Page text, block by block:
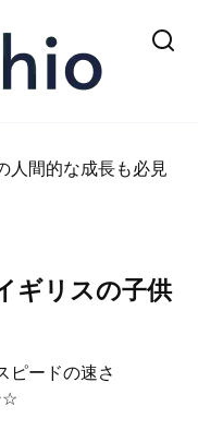
人間的な成長も必見
リスの子供
ピードの速さ